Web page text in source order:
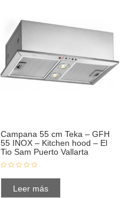
Campana 55 cm Teka – GFH
55 INOX – Kitchen hood – El
Tio Sam Puerto Vallarta
Leer más